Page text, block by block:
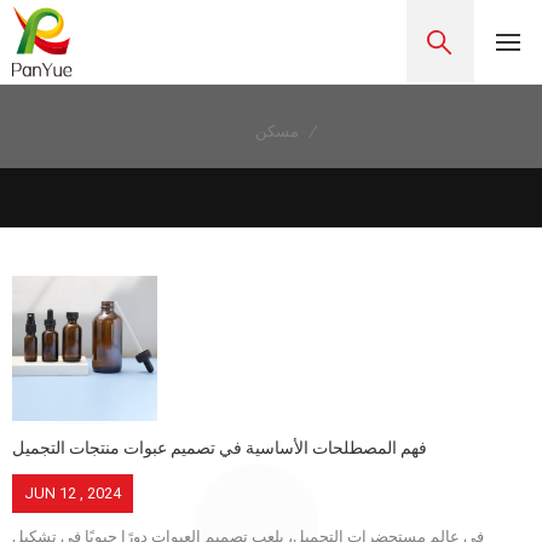
مسكن /
فهم المصطلحات الأساسية في تصميم عبوات منتجات التجميل
JUN 12 , 2024
في عالم مستحضرات التجميل، يلعب تصميم العبوات دورًا حيويًا في تشكيل